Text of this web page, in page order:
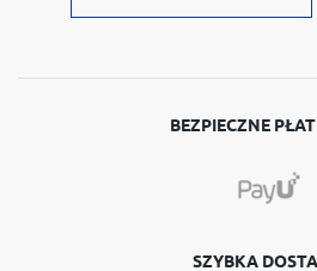
BEZPIECZNE
SZYBKA